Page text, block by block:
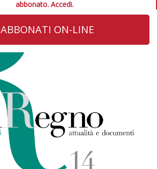
abbonato. Accedi.
ABBONATI ON-LINE